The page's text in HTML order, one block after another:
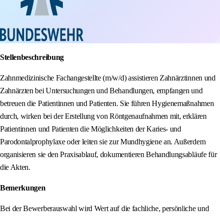
Stellenbeschreibung
Zahnmedizinische Fachangestellte (m/w/d) assistieren Zahnärztinnen und
Zahnärzten bei Untersuchungen und Behandlungen, empfangen und
betreuen die Patientinnen und Patienten. Sie führen Hygienemaßnahmen
durch, wirken bei der Erstellung von Röntgenaufnahmen mit, erklären
Patientinnen und Patienten die Möglichkeiten der Karies- und
Parodontalprophylaxe oder leiten sie zur Mundhygiene an. Außerdem
organisieren sie den Praxisablauf, dokumentieren Behandlungsabläufe für
die Akten.
Bemerkungen
Bei der Bewerberauswahl wird Wert auf die fachliche, persönliche und